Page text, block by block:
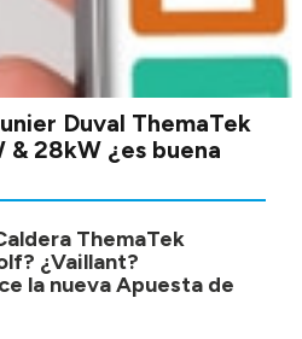
Duval ThemaTek
28kW ¿es buena
ThemaTek
¿Vaillant?
la nueva Apuesta de